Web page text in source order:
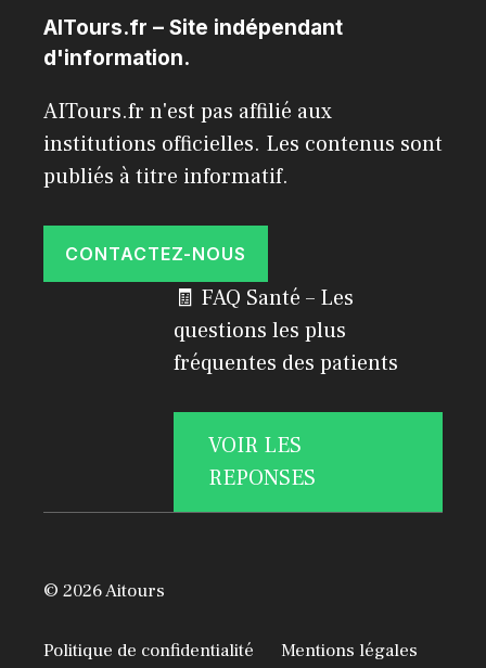
AITours.fr – Site indépendant
d'information.
AITours.fr n'est pas affilié aux
institutions officielles. Les contenus sont
publiés à titre informatif.
CONTACTEZ-NOUS
🧾 FAQ Santé – Les
questions les plus
fréquentes des patients
VOIR LES
REPONSES
© 2026 Aitours
Politique de confidentialité Mentions légales